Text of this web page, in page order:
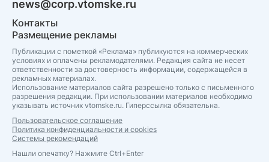
news@corp.vtomske.ru
Контакты
Размещение рекламы
Публикации с пометкой «Реклама» публикуются на коммерческих
условиях и оплачены рекламодателями. Редакция сайта не несет
ответственности за достоверность информации, содержащейся в
рекламных материалах.
Использование материалов сайта разрешено только с письменного
разрешения редакции. При использовании материалов необходимо
указывать источник vtomske.ru. Гиперссылка обязательна.
Пользовательское соглашение
Политика конфиденциальности и cookies
Системы рекомендаций
Нашли опечатку? Нажмите Ctrl+Enter